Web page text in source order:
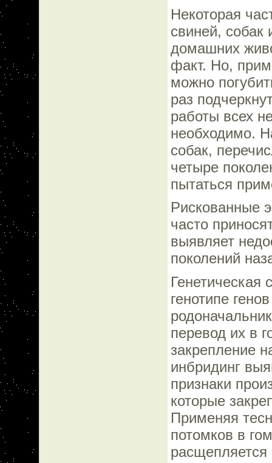
Некоторая
свиней, собак
домашних
факт. Но,
можно
раз
работы всех
необходимо.
собак,
четыре
пытаться
Рискованные
часто
выявляет
поколений
Генетическая
генотипе генов
перевод их в
закрепление
инбридинг
признаки
которые
Применяя
потомков в
расщепляется